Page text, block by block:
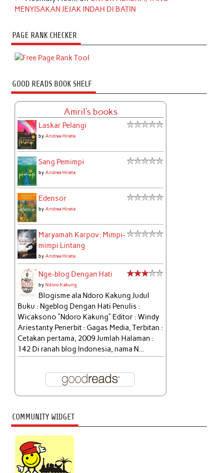
MENYISAKAN JEJAK INDAH DI BATIN
PAGE RANK CHECKER
GOOD READS BOOK SHELF
Amril's books
Laskar Pelangi
byAndrea Hirata
Sang Pemimpi
byAndrea Hirata
Edensor
byAndrea Hirata
Maryamah Karpov: Mimpi-
mimpi Lintang
byAndrea Hirata
Nge-blog Dengan Hati
byNdoro Kakung
Blogisme ala Ndoro Kakung Judul
Buku : Ngeblog Dengan Hati Penulis :
Wicaksono “Ndoro Kakung” Editor : Windy
Ariestanty Penerbit : Gagas Media, Terbitan :
Cetakan pertama, 2009 Jumlah Halaman :
142 Di ranah blog Indonesia, nama N...
COMMUNITY WIDGET